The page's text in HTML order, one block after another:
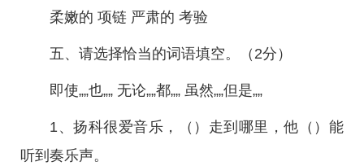
柔嫩的 项链 严肃的 考验
五、请选择恰当的词语填空。（2分）
即使„„也„„ 无论„„都„„ 虽然„„但是„„
1、扬科很爱音乐，（）走到哪里，他（）能
听到奏乐声。